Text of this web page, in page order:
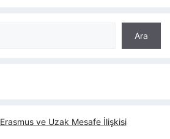
Ara
Erasmus ve Uzak Mesafe İlişkisi